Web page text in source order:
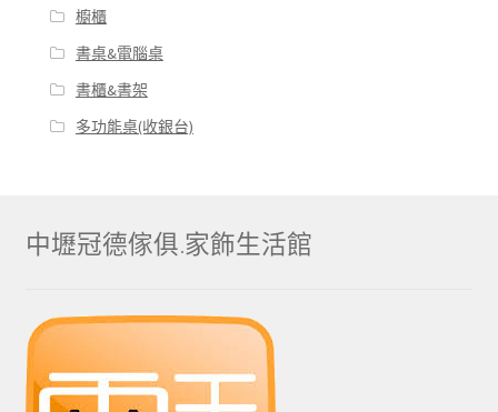
櫥櫃
書桌&電腦桌
書櫃&書架
多功能桌(收銀台)
中壢冠德傢俱.家飾生活館